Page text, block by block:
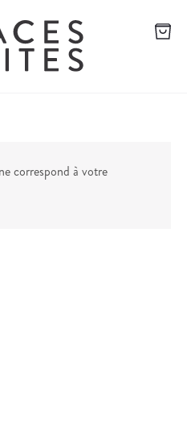
correspond à votre